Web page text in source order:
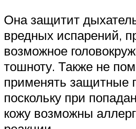
Она защитит
вредных испарений,
возможное
тошноту. Также не
применять защитные
поскольку при
кожу возможны